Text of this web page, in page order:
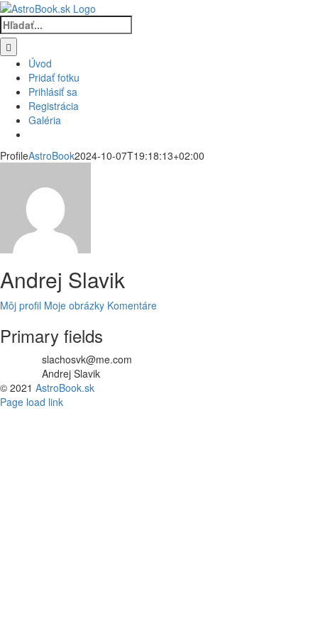
Skip
to
content
Hľadať:
Úvod
Pridať fotku
Prihlásiť sa
Registrácia
Galéria
ProfileAstroBook2024-10-07T19:18:13+02:00
Andrej Slavik
Môj profil Moje obrázky Komentáre
Primary fields
slachosvk@me.com
Andrej Slavik
© 2021 AstroBook.sk
Facebook
Page load link